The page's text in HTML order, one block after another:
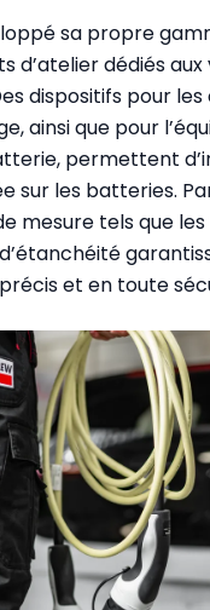
sa propre
d’atelier dédiés
dispositifs pour
ainsi que pour
permettent
sur les batteries.
mesure tels que
et en toute